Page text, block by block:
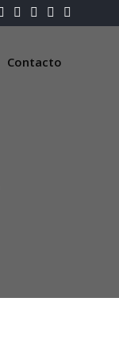
Contacto